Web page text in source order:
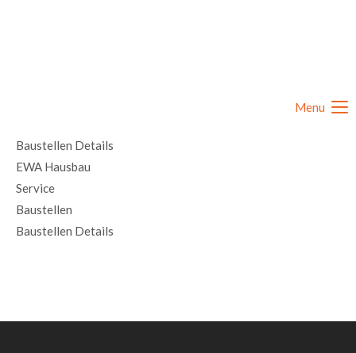
Menu
Baustellen Details
EWA Hausbau
Service
Baustellen
Baustellen Details